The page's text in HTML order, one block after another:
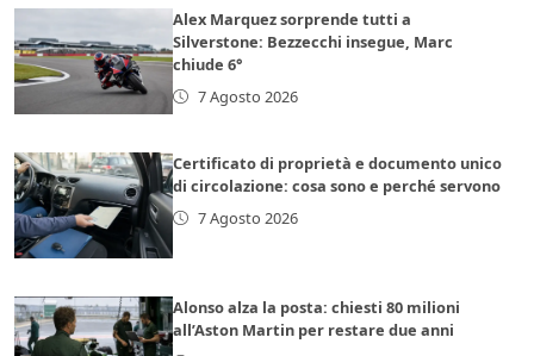
Alex Marquez sorprende tutti a
Silverstone: Bezzecchi insegue, Marc
chiude 6°
7 Agosto 2026
Certificato di proprietà e documento unico
di circolazione: cosa sono e perché servono
7 Agosto 2026
Alonso alza la posta: chiesti 80 milioni
all’Aston Martin per restare due anni